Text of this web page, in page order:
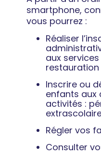
smartphone,
vous pourrez :
Réaliser
aux
Inscrire ou
enfants aux
activités :
Régler vos
Consulter